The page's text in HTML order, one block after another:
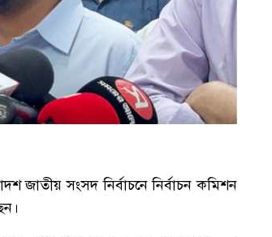
জাতীয় সংসদ নির্বাচনে নির্বাচন কমিশন